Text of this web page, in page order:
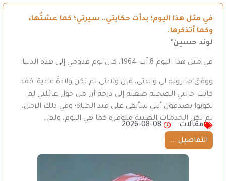
في مثل هذا اليوم؛ بدأت حكايتي.. سيرتي؛ كما عشتُها،
وكما أتذكرها.
لوند حسين*
في مثل هذا اليوم 8 آب 1964، كان يوم قدومي إلى هذه الدنيا.
ووفق ما روته لي والدتي، فإن ولادتي لم تكن ولادةً عادية؛ فقد
كانت حالتي الصحية صعبة إلى درجة أن من حول عائلتي لم
يكونوا يصدقون أنني سأبقى على قيد الحياة؛ وفي ذلك الزمن،
لم تكن الخدمات الطبية متوفرة كما هي اليوم، ولم…
مقالات
2026-08-08
التفاصيل ...